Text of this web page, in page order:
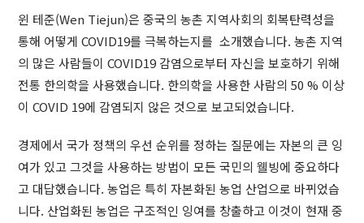
윈 테준(Wen Tiejun)은 중국의 농촌 지역사회의 회복탄력성을
통해 어떻게 COVID19를 극복하는지를 소개했습니다. 농촌 지역
의 많은 사람들이 COVID19 감염으로부터 자신을 보호하기 위해
전통 한의학을 사용했습니다. 한의학을 사용한 사람의 50 % 이상
이 COVID 19에 감염되지 않은 것으로 보고되었습니다.
경제에서 국가 정책의 우선 순위를 정하는 질문에는 자본의 큰 잉
여가 있고 그것을 사용하는 방법이 모든 국민의 웰빙에 중요하다
고 대답했습니다. 농업은 특히 자본화된 농업 산업으로 바뀌었습
니다. 산업화된 농업은 구조적인 잉여를 창출하고 이것이 현재 중